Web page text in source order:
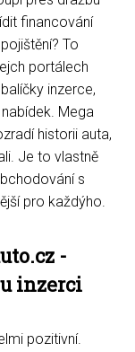
financování
To
portálech
inzerce,
Mega
historii auta,
Je to vlastně
s
pro každýho.
-
inzerci
pozitivní.